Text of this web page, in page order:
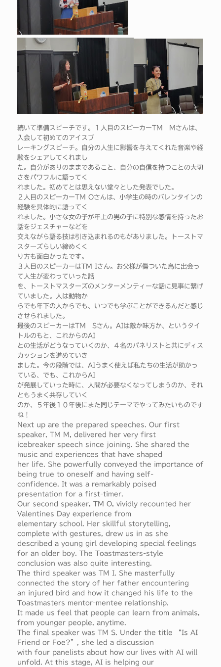
続いて準備スピーチです。１人目のスピーカーTM Mさんは、
入会して初めてのアイスブ
レーキングスピーチ。自分の人生に影響を与えてくれた音楽や経
験をシェアしてくれまし
た。自分がありのままであること、自分の自信を持つことの大切
さをパワフルに語ってく
れました。初めてとは思えない堂々とした発表でした。
２人目のスピーカーTM Oさんは、小学生の時のバレンタインの
経験を具体的に語ってく
れました。小さな女の子が年上の男の子に特別な感情を持ったお
話をジェスチャーなどを
交えながら語る技は引き込まれるのもがありました。トーストマ
スターズらしい締めくく
り方も面白かったです。
３人目のスピーカーはTM Iさん。お父様が傷ついた鳥に出会っ
て人生が変わっていった話
を、トーストマスターズのメンターメンティーな話に見事に繋げ
ていました。人は動物か
らでも年下の人からでも、いつでも学ぶことができるんだと感じ
させられました。
最後のスピーカーはTM Sさん。AIは敵か味方か、というタイ
トルのもと、これからのAI
との生活がどうなっていくのか、４名のパネリストと共にディス
カッションを進めていき
ました。今の段階では、AIうまく使えば私たちの生活が助かっ
ている、でも、これからAI
が発展していった時に、人間が必要なくなってしまうのか、それ
ともうまく共存していく
のか、５年後１０年後にまた同じテーマでやってみたいものです
ね！
Next up are the prepared speeches. Our first
speaker, TM M, delivered her very first
icebreaker speech since joining. She shared the
music and experiences that have shaped
her life. She powerfully conveyed the importance of
being true to oneself and having self-
confidence. It was a remarkably poised
presentation for a first-timer.
Our second speaker, TM O, vividly recounted her
Valentines Day experience from
elementary school. Her skillful storytelling,
complete with gestures, drew us in as she
described a young girl developing special feelings
for an older boy. The Toastmasters-style
conclusion was also quite interesting.
The third speaker was TM I. She masterfully
connected the story of her father encountering
an injured bird and how it changed his life to the
Toastmasters mentor-mentee relationship.
It made us feel that people can learn from animals,
from younger people, anytime.
The final speaker was TM S. Under the title “Is AI
Friend or Foe?”, she led a discussion
with four panelists about how our lives with AI will
unfold. At this stage, AI is helping our